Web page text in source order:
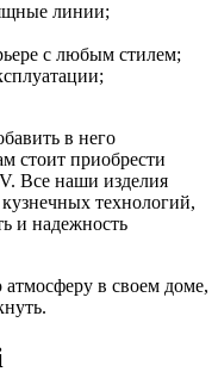
линии;
с любым стилем;
в него
стоит приобрести
Все наши изделия
технологий,
и надежность
в своем доме,